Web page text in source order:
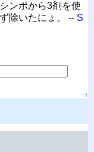
ンポから3剤を使
除いたにょ。 -- S
↑